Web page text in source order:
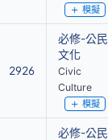
模擬
2926
必修-公民
文化
Civic
Culture
模擬
必修-公民